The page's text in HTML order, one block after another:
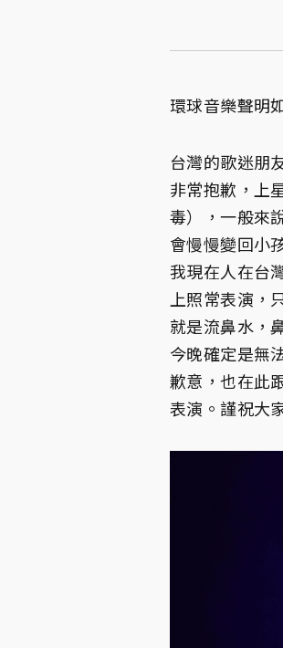
環球音樂聲明
台灣的歌迷朋
非常抱歉，上
毒），一般來
會慢慢變回小
我現在人在台
上照常表演，
就是流鼻水，
今晚確定是無
歉意，也在此
表演。謹祝大